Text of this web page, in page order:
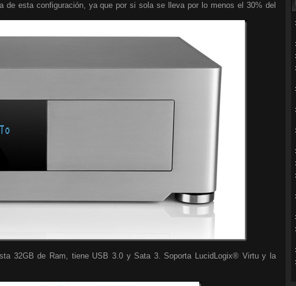
de esta configuración, ya que por si sola se lleva por lo menos el 30% del
32GB de Ram, tiene USB 3.0 y Sata 3. Soporta LucidLogix® Virtu y la